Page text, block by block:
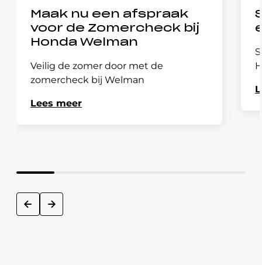
Maak nu een afspraak
voor de Zomercheck bij
Honda Welman
Veilig de zomer door met de
zomercheck bij Welman
Lees meer
prev next